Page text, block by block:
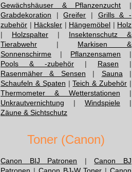
Gewächshäuser & Pflanzenzucht |
Grabdekoration |Greifer | Grills & -
zubehör | Häcksler | Hängemöbel | Holz
| Holzspalter | Insektenschutz &
Tierabwehr | Markisen &
Sonnenschirme | Pflanzensamen |
Pools & -zubehör | Rasen |
Rasenmäher & Sensen | Sauna |
Schaufeln & Spaten |Teich & Zubehör |
Thermometer & Wetterstationen |
Unkrautvernichtung | Windspiele |
Zäune & Sichtschutz
Toner (Canon)
Canon BIJ Patronen |Canon BJ